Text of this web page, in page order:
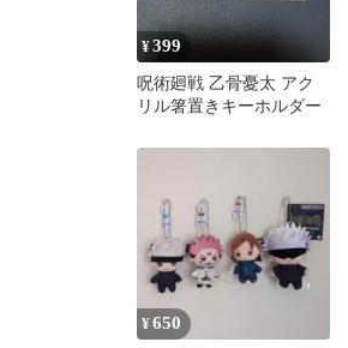
¥399
呪術廻戦 乙骨憂太 アク
リル箸置きキーホルダー
¥650